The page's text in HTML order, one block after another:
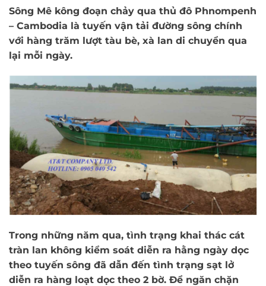
Sông Mê kông đoạn chảy qua thủ đô Phnompenh
– Cambodia là tuyến vận tải đường sông chính
với hàng trăm lượt tàu bè, xà lan di chuyển qua
lại mỗi ngày.
Trong những năm qua, tình trạng khai thác cát
tràn lan không kiểm soát diễn ra hằng ngày dọc
theo tuyến sông đã dẫn đến tình trạng sạt lở
diễn ra hàng loạt dọc theo 2 bờ. Để ngăn chặn